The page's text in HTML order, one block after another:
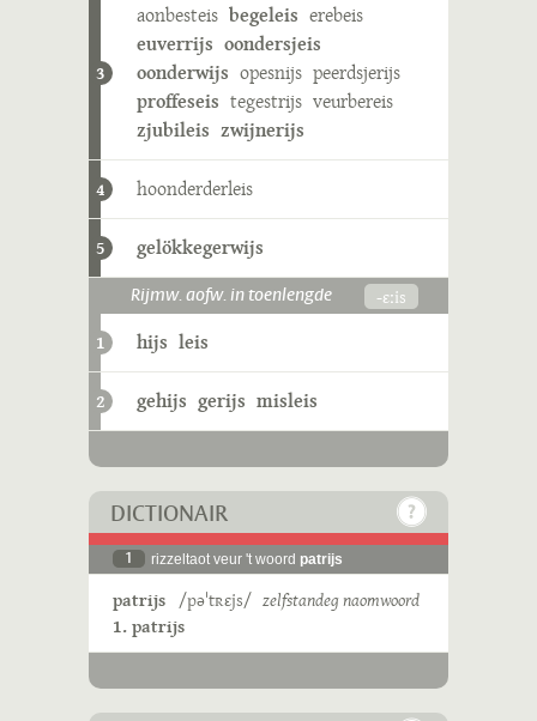
3
aonbesteis begeleis erebeis
euverrijs oondersjeis
oonderwijs opesnijs peerdsjerijs
proffeseis tegestrijs veurbereis
zjubileis zwijnerijs
4 hoonderderleis
5 gelökkegerwijs
Rijmw. aofw. in toenlengde -ɛːis
1 hijs leis
2 gehijs gerijs misleis
DICTIONAIR
1 rizzeltaot veur 't woord patrijs
patrijs /pəˈtʀɛjs/ zelfstandeg naomwoord
1. patrijs